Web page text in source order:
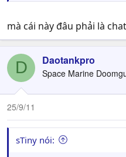
mà cái này đâu phải là
D Daotankpro
Space Marine
25/9/11
sTiny nói: